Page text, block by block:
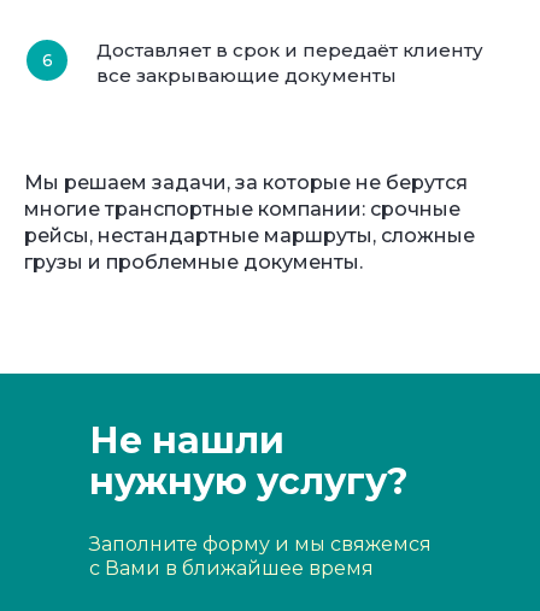
Доставляет в срок и передаёт клиенту
все закрывающие документы
Мы решаем задачи, за которые не берутся
многие транспортные компании: срочные
рейсы, нестандартные маршруты, сложные
грузы и проблемные документы.
Не нашли
нужную услугу?
Заполните форму и мы свяжемся
с Вами в ближайшее время